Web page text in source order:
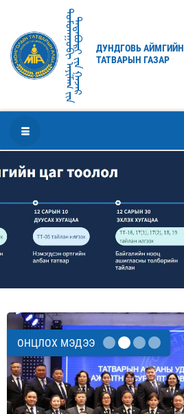
ᠳᠤᠮᠳᠠᠭᠣᠪᠢ ᠠᠶᠢᠮᠠᠭ ᠶ᠋ᠢᠨᠲᠠᠲᠠᠪᠤᠷᠢ ᠶ᠋ᠢᠨ ᠭᠠᠵᠠᠷ
ДУНДГОВЬ АЙМГИЙН
ТАТВАРЫН ГАЗАР
ОНЦЛОХ МЭДЭЭ